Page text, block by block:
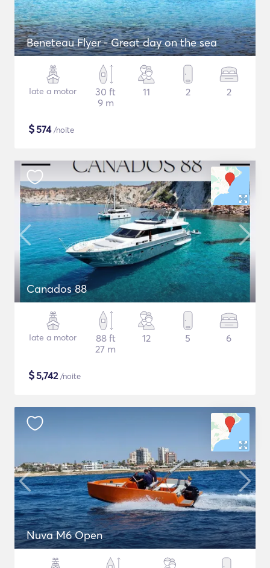
Beneteau Flyer - Great day on the sea
Iate a motor
30 ft
9 m
11 2 2
$574/noite
Canados 88
Iate a motor
88 ft
27 m
12 5 6
$5,742/noite
Nuva M6 Open